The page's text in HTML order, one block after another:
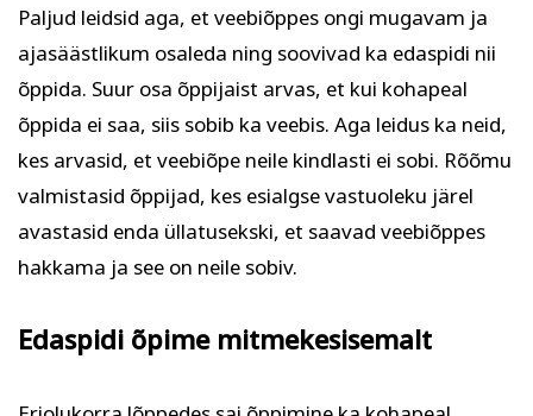
Paljud leidsid aga, et veebiõppes ongi mugavam ja
ajasäästlikum osaleda ning soovivad ka edaspidi nii
õppida. Suur osa õppijaist arvas, et kui kohapeal
õppida ei saa, siis sobib ka veebis. Aga leidus ka neid,
kes arvasid, et veebiõpe neile kindlasti ei sobi. Rõõmu
valmistasid õppijad, kes esialgse vastuoleku järel
avastasid enda üllatusekski, et saavad veebiõppes
hakkama ja see on neile sobiv.
Edaspidi õpime mitmekesisemalt